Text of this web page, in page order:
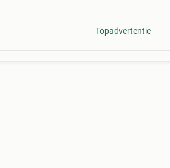
Topadvertentie